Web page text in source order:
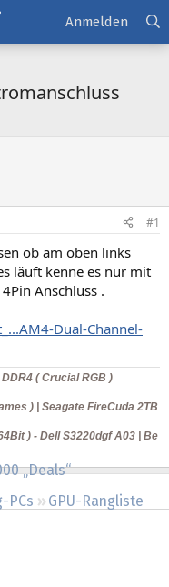
„Deals“
PCs
GPU-Rangliste
Anmelden
#1
ob am oben links
läuft kenne es nur mit
Anschluss .
Dual-Channel-
( Crucial RGB )
) | Seagate FireCuda 2TB
) - Dell S3220dgf A03 | Be